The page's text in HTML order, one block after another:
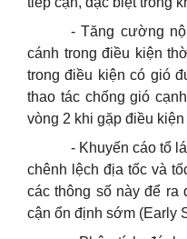
- Tăng cường
cánh trong điều kiện
trongđiều kiện có gió
thao tác chống gió
vòng 2 khi gặp điều
- Khuyến cáo tổ
chênh lệch địa tốc và
các thông số này để ra
cận ổn định sớm (Early